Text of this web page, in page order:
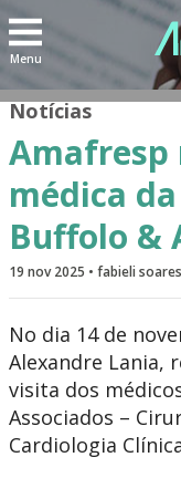
Menu
Notícias
Amafresp
médica
Buffolo &
19 nov 2025 • fabieli soares
No dia 14 de
Alexandre Lania,
visita dos
Associados –
Cardiologia